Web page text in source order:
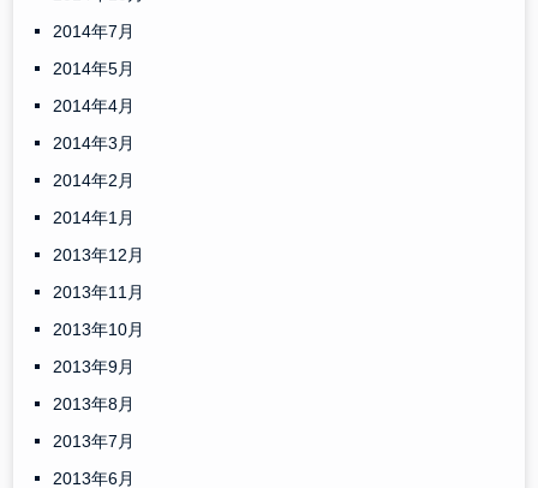
2014年7月
2014年5月
2014年4月
2014年3月
2014年2月
2014年1月
2013年12月
2013年11月
2013年10月
2013年9月
2013年8月
2013年7月
2013年6月